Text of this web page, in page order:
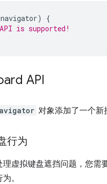
navigator)
{
is supported!
API
对象添加了一个新
行为
虚拟键盘遮挡问题，您需
。